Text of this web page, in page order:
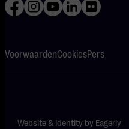
VoorwaardenCookiesPers
Website & Identity by Eagerly